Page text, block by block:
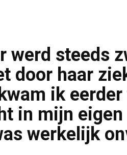
werd steeds
door haar
ik
in mijn
werkelijk